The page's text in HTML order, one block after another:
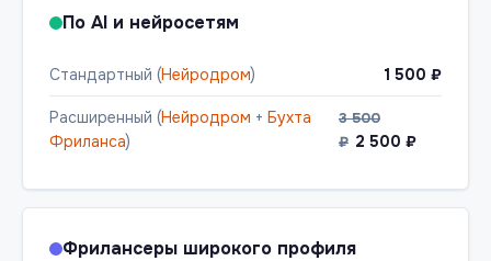
По AI и нейросетям
Стандартный (Нейродром) 1 500 ₽
Расширенный (Нейродром + Бухта
Фриланса)
3 500
₽ 2 500 ₽
Фрилансеры широкого профиля